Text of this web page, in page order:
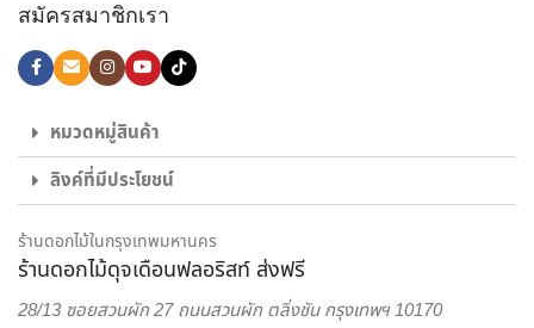
ช่อดอกไม้รับปริญญา ช่อดอกไม้อวยพรวันเกิด, กระเช้าดอกไม้
แสดงความยินดี และดอกไม้ของขวัญอีกหลายรูปแบบ ก็มั่นใจ
เลือก สั่งดอกไม้ออนไลน์ กับ ร้านดอกไม้ ของเราได้เลย
ไม่ใช่แค่เพียงความความพิถีพิถันในงานรับจัดดอกไม้ เพื่อให้ทุกผล
งานออกมาสวยงามเท่านั้น แต่เรายังใส่ใจในด้านบริการส่งดอกไม้
และส่งของขวัญอีกด้วย พนักงานส่งสินค้าของจากร้านของเรา
เป็นผู้ที่มีความเชี่ยวชาญด้านดอกไม้เป็นพิเศษ สามารถดูแลรักษา
สินค้าให้ถึงมือผู้รับได้อย่างสมบูรณ์ที่สุด เพราะเรา คือ ร้านดอกไม้
ออนไลน์ ที่เน้นให้บริการเพื่อตอบโจทย์ไลฟ์สไตล์ของคนยุคใหม่
สะดวกสบาย ครบครัน ครอบคลุมในแห่งเดียว
สมัครสมาชิกเรา
หมวดหมู่สินค้า
ลิงค์ที่มีประโยชน์
ร้านดอกไม้ในกรุงเทพมหานคร
ร้านดอกไม้ดุจเดือนฟลอริสท์ ส่งฟรี
28/13 ซอยสวนผัก 27 ถนนสวนผัก ตลิ่งชัน กรุงเทพฯ 10170